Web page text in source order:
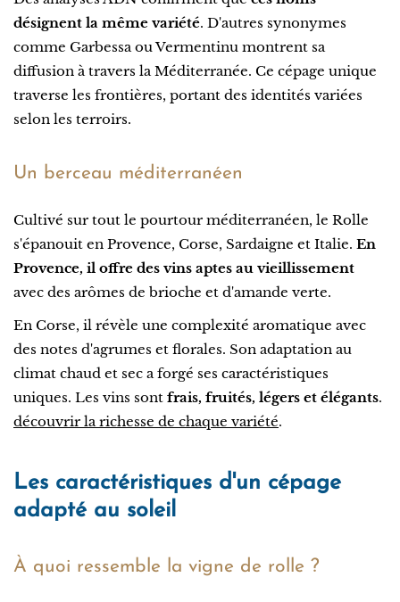
désignent la même variété. D'autres synonymes
comme Garbessa ou Vermentinu montrent sa
diffusion à travers la Méditerranée. Ce cépage unique
traverse les frontières, portant des identités variées
selon les terroirs.
Un berceau méditerranéen
Cultivé sur tout le pourtour méditerranéen, le Rolle
s'épanouit en Provence, Corse, Sardaigne et Italie. En
Provence, il offre des vins aptes au vieillissement
avec des arômes de brioche et d'amande verte.
En Corse, il révèle une complexité aromatique avec
des notes d'agrumes et florales. Son adaptation au
climat chaud et sec a forgé ses caractéristiques
uniques. Les vins sont frais, fruités, légers et élégants.
découvrir la richesse de chaque variété.
Les caractéristiques d'un cépage
adapté au soleil
À quoi ressemble la vigne de rolle ?